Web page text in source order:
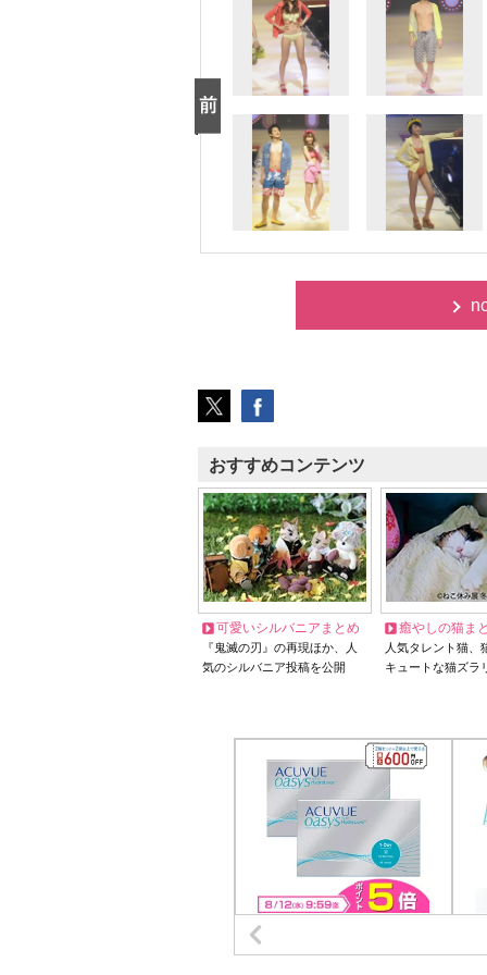
おすすめコンテンツ
可愛いシルバニアまとめ
『鬼滅の刃』の再現ほか、人
気のシルバニア投稿を公開
癒やしの猫ま
人気タレント猫
キュートな猫ズラ